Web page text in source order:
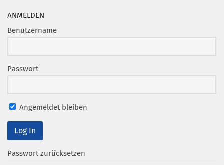
CLUB-KOMMUNIKATION
Newsletter
MCM Club TV
AKTUELLES
KONTAKT
ANMELDEN
Benutzername
Passwort
Angemeldet bleiben
Passwort zurücksetzen